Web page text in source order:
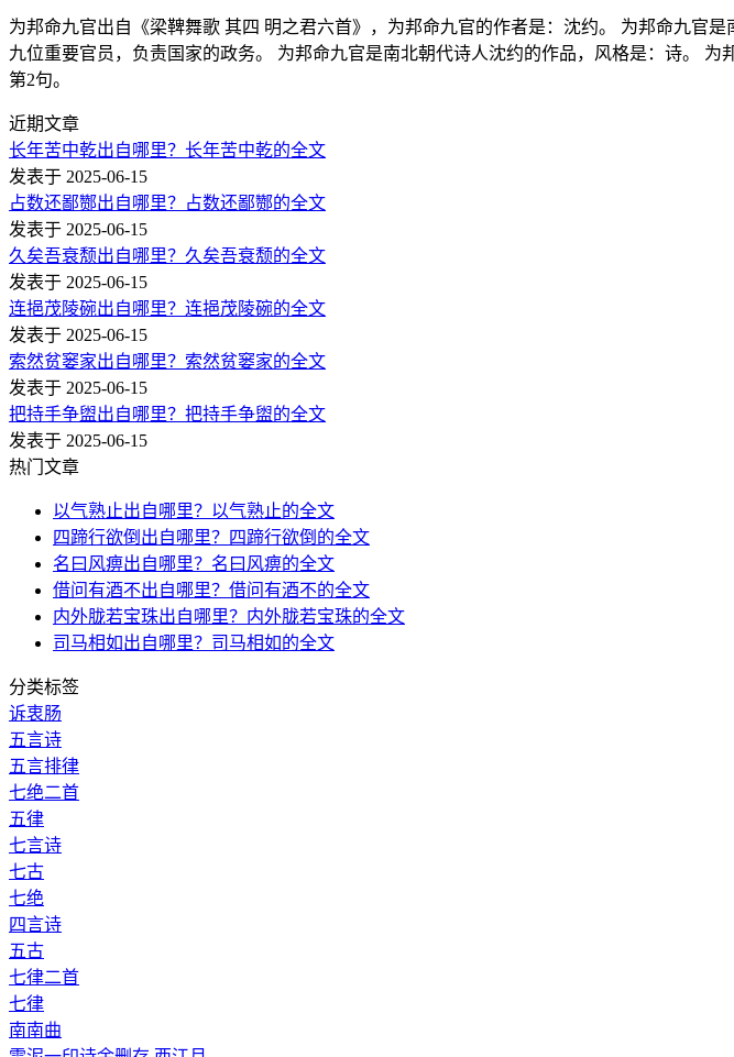
为邦命九官出自《梁鞞舞歌 其四 明之君六首》，为邦命九官的作者是：沈约。 为邦命九官
九位重要官员，负责国家的政务。 为邦命九官是南北朝代诗人沈约的作品，风格是：诗。
第2句。
近期文章
长年苦中乾出自哪里？长年苦中乾的全文
发表于 2025-06-15
占数还鄙酂出自哪里？占数还鄙酂的全文
发表于 2025-06-15
久矣吾衰颓出自哪里？久矣吾衰颓的全文
发表于 2025-06-15
连挹茂陵碗出自哪里？连挹茂陵碗的全文
发表于 2025-06-15
索然贫窭家出自哪里？索然贫窭家的全文
发表于 2025-06-15
把持手争盥出自哪里？把持手争盥的全文
发表于 2025-06-15
热门文章
以气熟止出自哪里？以气熟止的全文
四蹄行欲倒出自哪里？四蹄行欲倒的全文
名曰风痹出自哪里？名曰风痹的全文
借问有酒不出自哪里？借问有酒不的全文
内外胧若宝珠出自哪里？内外胧若宝珠的全文
司马相如出自哪里？司马相如的全文
分类标签
诉衷肠
五言诗
五言排律
七绝二首
五律
七言诗
七古
七绝
四言诗
五古
七律二首
七律
南南曲